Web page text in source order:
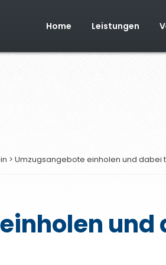
Home Leistungen
> Umzugsangebote einholen und dabei
und